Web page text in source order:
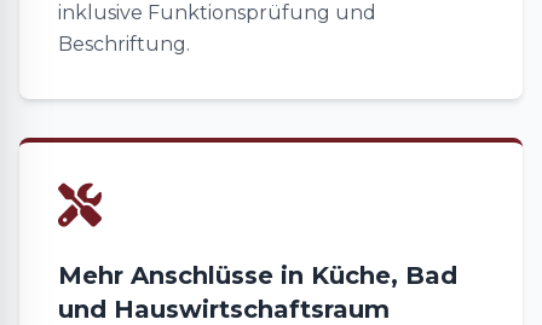
inklusive Funktionsprüfung und
Beschriftung.
Mehr Anschlüsse in Küche, Bad
und Hauswirtschaftsraum